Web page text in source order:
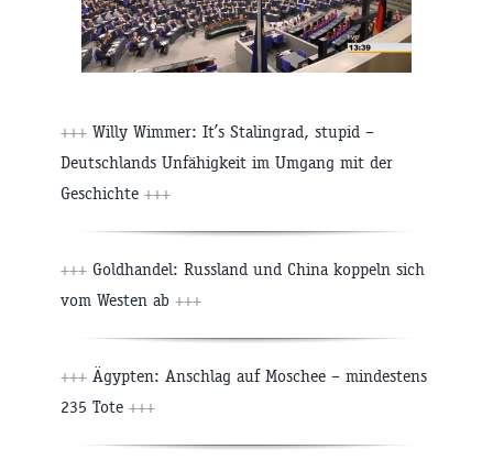
+++ Willy Wimmer: It’s Stalingrad, stupid –
Deutschlands Unfähigkeit im Umgang mit der
Geschichte +++
+++ Goldhandel: Russland und China koppeln sich
vom Westen ab +++
+++ Ägypten: Anschlag auf Moschee – mindestens
235 Tote +++